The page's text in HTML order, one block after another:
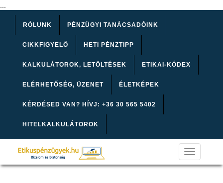
...
RÓLUNK PÉNZÜGYI TANÁCSADÓINK
CIKKFIGYELŐ HETI PÉNZTIPP
KALKULÁTOROK, LETÖLTÉSEK ETIKAI-KÓDEX
ELÉRHETŐSÉG, ÜZENET ÉLETKÉPEK
KÉRDÉSED VAN? HÍVJ: +36 30 565 5402
HITELKALKULÁTOROK
Toggle
navigation